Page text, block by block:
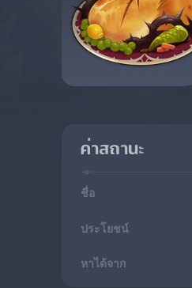
ค่าสถานะ
ชื่อ
ประโยชน์
หาได้จาก